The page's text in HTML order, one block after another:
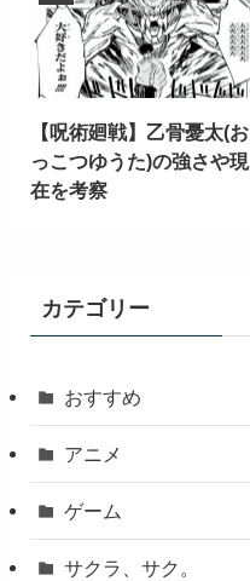
【呪術廻戦】乙骨憂太(お
っこつゆうた)の強さや現
在を考察
カテゴリー
おすすめ
アニメ
ゲーム
サクラ、サク。